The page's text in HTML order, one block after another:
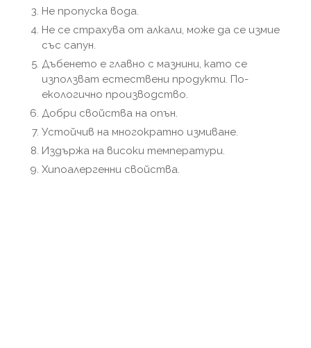
Не пропуска вода.
Не се страхува от алкали, може да се измие
със сапун.
Дъбенето е главно с мазнини, като се
използват естествени продукти. По-
екологично производство.
Добри свойства на опън.
Устойчив на многократно измиване.
Издържа на високи температури.
Хипоалергенни свойства.